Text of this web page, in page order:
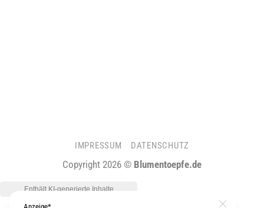
IMPRESSUM DATENSCHUTZ
Copyright 2026 © Blumentoepfe.de